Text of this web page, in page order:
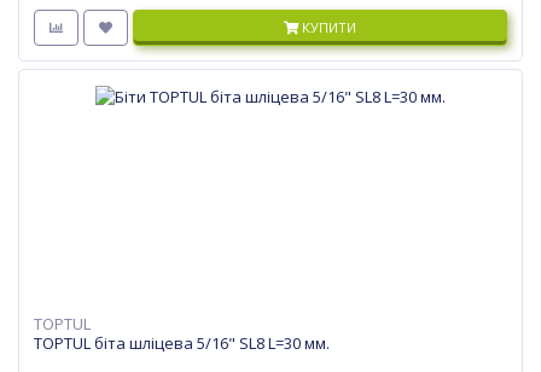
КУПИТИ
TOPTUL
TOPTUL біта шліцева 5/16" SL8 L=30 мм.